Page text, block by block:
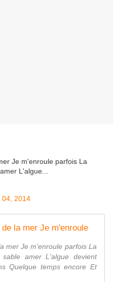
Je m'enroule parfois La
L'algue...
04, 2014
la mer Je m'enroule
mer Je m'enroule parfois La
amer L'algue devient
Quelque temps encore Et